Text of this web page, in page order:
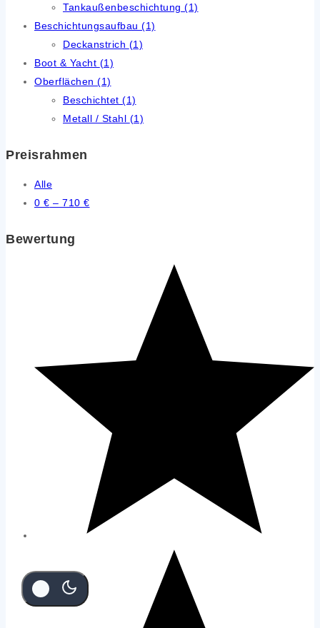
Tankaußenbeschichtung (1)
Beschichtungsaufbau (1)
Deckanstrich (1)
Boot & Yacht (1)
Oberflächen (1)
Beschichtet (1)
Metall / Stahl (1)
Preisrahmen
Alle
0 € – 710 €
Bewertung